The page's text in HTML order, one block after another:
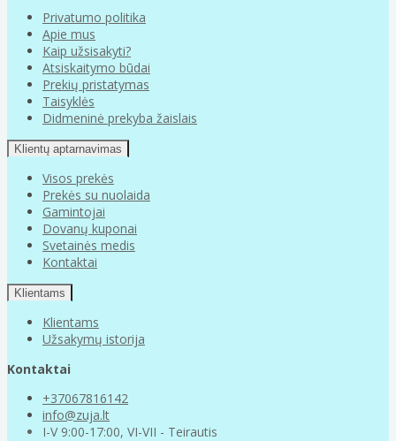
Privatumo politika
Apie mus
Kaip užsisakyti?
Atsiskaitymo būdai
Prekių pristatymas
Taisyklės
Didmeninė prekyba žaislais
Klientų aptarnavimas
Visos prekės
Prekės su nuolaida
Gamintojai
Dovanų kuponai
Svetainės medis
Kontaktai
Klientams
Klientams
Užsakymų istorija
Kontaktai
+37067816142
info@zuja.lt
I-V 9:00-17:00, VI-VII - Teirautis